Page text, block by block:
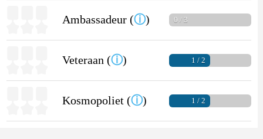
Ambassadeur (ⓘ) 0 / 3
Veteraan (ⓘ) 1 / 2
Kosmopoliet (ⓘ) 1 / 2